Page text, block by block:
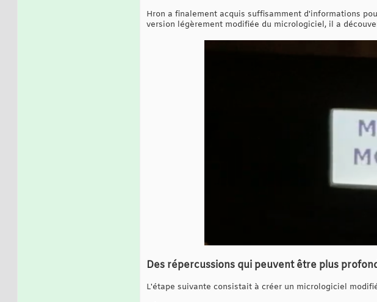
Hron a finalement acquis suffisamment d'informations
version légèrement modifiée du micrologiciel, il a
Des répercussions qui peuvent être plus
L'étape suivante consistait à créer un micrologiciel